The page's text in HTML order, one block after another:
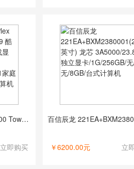
戴尔/DELL OptiPlex 3000 Tower 370469 酷睿 I5-12500/无/集成显卡/共享内存/无/1TB/Windows 11家庭中文版/8GB/台式计算机
立即购买 ￥6200.00元 立